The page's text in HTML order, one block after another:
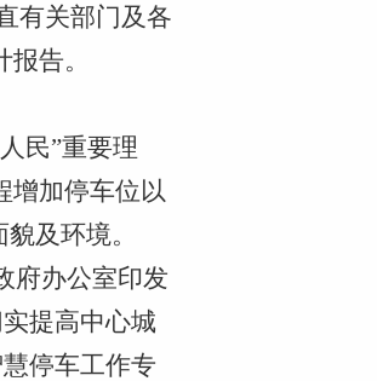
有关部门及各
告。
民”重要理
增加停车位以
及环境。
府办公室印发
提高中心城
停车工作专